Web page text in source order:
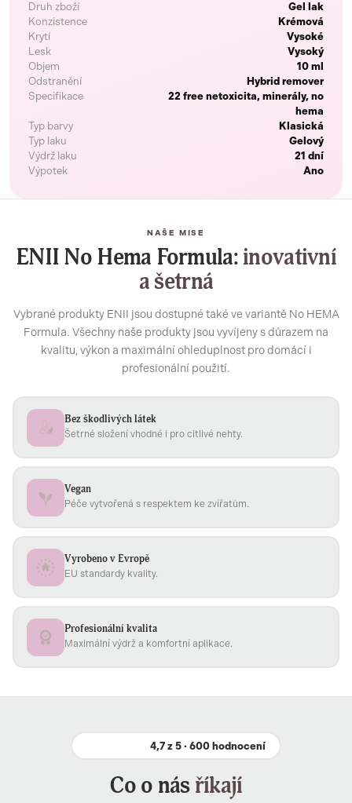
Druh zboží
Gel lak
Konzistence
Krémová
Krytí
Vysoké
Lesk
Vysoký
Objem
10 ml
Odstranění
Hybrid remover
Specifikace
22 free netoxicita, minerály, no
hema
Typ barvy
Klasická
Typ laku
Gelový
Výdrž laku
21 dní
Výpotek
Ano
NAŠE MISE
ENII No Hema Formula:inovativní
a šetrná
Vybrané produkty ENII jsou dostupné také ve variantě No HEMA
Formula. Všechny naše produkty jsou vyvíjeny s důrazem na
kvalitu, výkon a maximální ohleduplnost pro domácí i
profesionální použití.
Bez škodlivých látek
Šetrné složení vhodné i pro citlivé nehty.
Vegan
Péče vytvořená s respektem ke zvířatům.
Vyrobeno v Evropě
EU standardy kvality.
Profesionální kvalita
Maximální výdrž a komfortní aplikace.
4,7 z 5 · 600 hodnocení
Co o násříkají